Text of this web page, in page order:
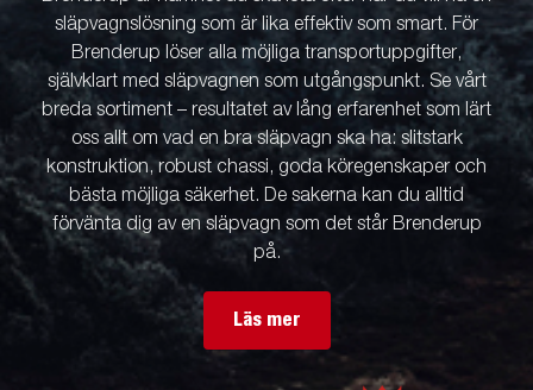
släpvagnslösning som är lika effektiv som smart. För
Brenderup löser alla möjliga transportuppgifter,
självklart med släpvagnen som utgångspunkt. Se vårt
breda sortiment – resultatet av lång erfarenhet som lärt
oss allt om vad en bra släpvagn ska ha: slitstark
konstruktion, robust chassi, goda köregenskaper och
bästa möjliga säkerhet. De sakerna kan du alltid
förvänta dig av en släpvagn som det står Brenderup
på.
Läs mer